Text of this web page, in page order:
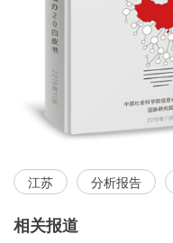
江苏 分析报告
相关报道